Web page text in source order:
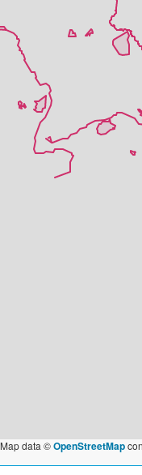
Map data ©OpenStreetMap